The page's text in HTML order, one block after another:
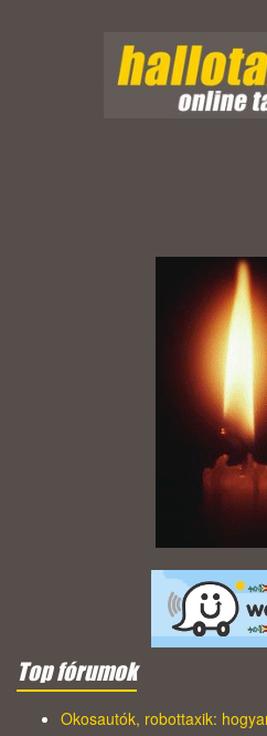
Top fórumok
Okosautók, robottaxik: